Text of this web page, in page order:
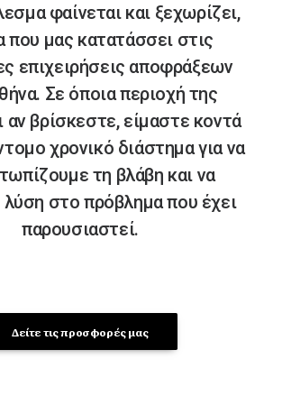
φαίνεται και ξεχωρίζει,
που μας κατατάσσει στις
επιχειρήσεις αποφράξεων
Σε όποια περιοχή της
αν βρίσκεστε, είμαστε κοντά
χρονικό διάστημα για να
τη βλάβη και να
στο πρόβλημα που έχει
παρουσιαστεί.
Δείτε τις προσφορές μας